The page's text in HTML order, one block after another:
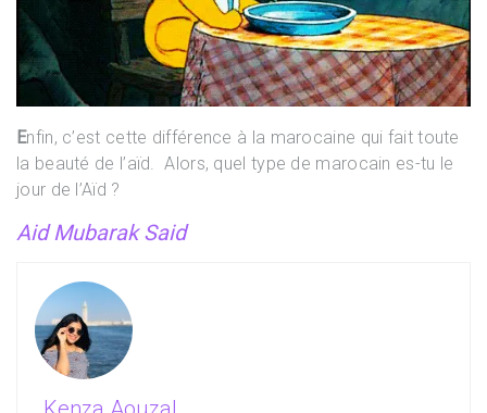
Enfin, c’est cette différence à la marocaine qui fait toute
la beauté de l’aïd. Alors, quel type de marocain es-tu le
jour de l’Aïd ?
Aid Mubarak Said